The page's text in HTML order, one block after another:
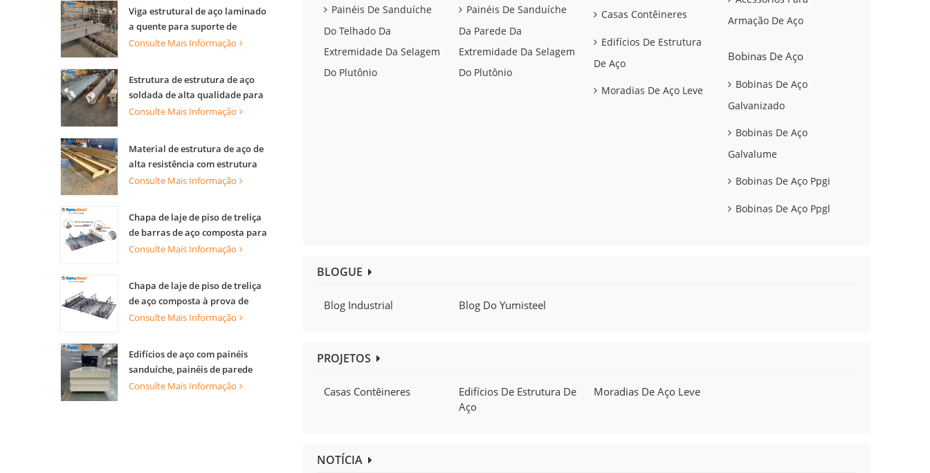
Viga estrutural de aço laminado
a quente para suporte de
edifícios com alta capacidade de
Consulte Mais Informação
Estrutura de estrutura de aço
soldada de alta qualidade para
construção de edifícios
Consulte Mais Informação
Material de estrutura de aço de
alta resistência com estrutura
de armação de vigas de aço pré-
Consulte Mais Informação
Chapa de laje de piso de treliça
de barras de aço composta para
piso industrial e laje de torre
Consulte Mais Informação
Chapa de laje de piso de treliça
de aço composta à prova de
fogo para edifício de múltiplas
Consulte Mais Informação
Edifícios de aço com painéis
sanduíche, painéis de parede
PIR/PU para paredes internas e
Consulte Mais Informação
Painéis De Sanduíche
Do Telhado Da
Extremidade Da Selagem
Do Plutônio
Painéis De Sanduíche
Da Parede Da
Extremidade Da Selagem
Do Plutônio
Casas Contêineres
Edifícios De Estrutura
De Aço
Moradias De Aço Leve
Armação De Aço
Bobinas De Aço
Bobinas De Aço
Galvanizado
Bobinas De Aço
Galvalume
Bobinas De Aço Ppgi
Bobinas De Aço Ppgl
BLOGUE
Blog Industrial Blog Do Yumisteel
PROJETOS
Casas Contêineres
Edifícios De Estrutura De
Aço
Moradias De Aço Leve
NOTÍCIA